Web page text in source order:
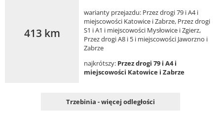
413 km
warianty przejazdu: Przez drogi 79 i A4 i
miejscowości Katowice i Zabrze, Przez drogi
S1 i A1 i miejscowości Mysłowice i Zgierz,
Przez drogi A8 i 5 i miejscowości Jaworzno i
Zabrze
najkrótszy: Przez drogi 79 i A4 i
miejscowości Katowice i Zabrze
Trzebinia - więcej odległości